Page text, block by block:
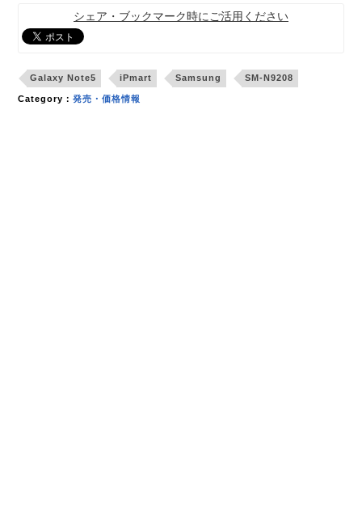
シェア・ブックマーク時にご活用ください
Galaxy Note5 iPmart Samsung SM-N9208
Category：発売・価格情報